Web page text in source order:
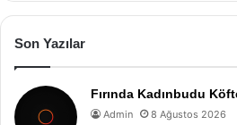
Son Yazılar
Fırında Kadınbudu
Admin 8 Ağustos 2026